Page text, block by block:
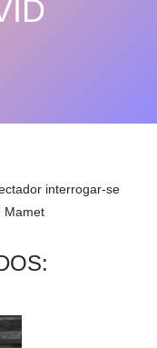
interrogar-se
Mamet